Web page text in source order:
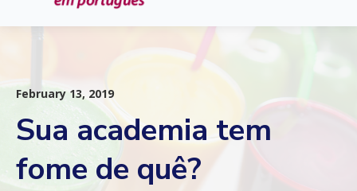
February 13, 2019
Sua academia tem
fome de quê?